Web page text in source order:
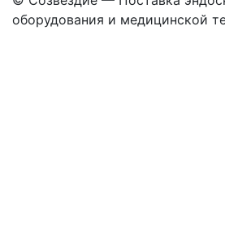
оборудования и медицинской